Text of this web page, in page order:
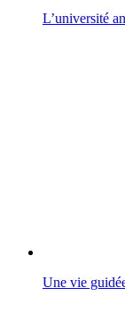
L’université
Une vie